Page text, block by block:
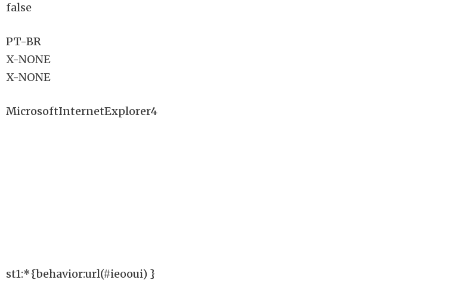
false
PT-BR
X-NONE
X-NONE
MicrosoftInternetExplorer4
st1:*{behavior:url(#ieooui) }